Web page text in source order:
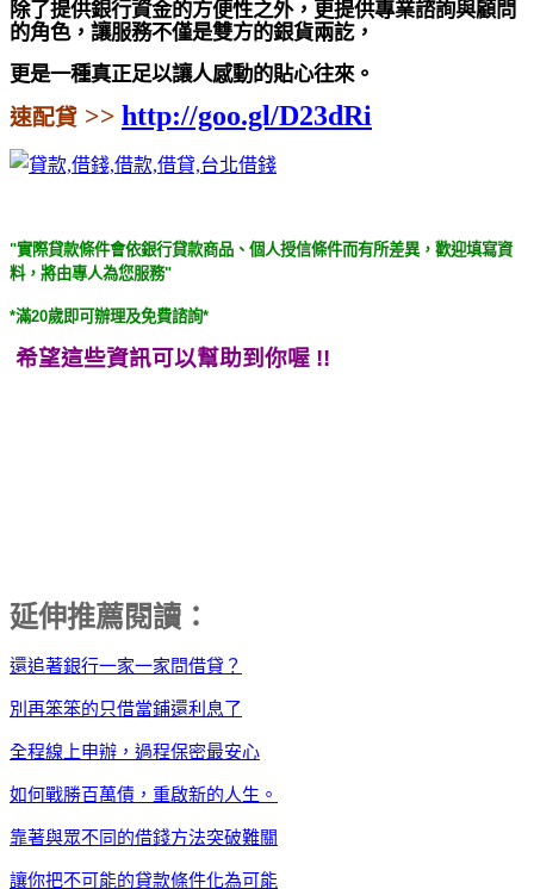
除了提供銀行資金的方便性之外，更提供專業諮詢與顧問
的角色，讓服務不僅是雙方的銀貨兩訖，
更是一種真正足以讓人感動的貼心往來。
速配貸 >> http://goo.gl/D23dRi
"實際貸款條件會依銀行貸款商品、個人授信條件而有所差異，歡迎填寫資
料，將由專人為您服務"
*滿20歲即可辦理及免費諮詢*
希望這些資訊可以幫助到你喔 !!
延伸推薦閱讀：
還追著銀行一家一家問借貸？
別再笨笨的只借當鋪還利息了
全程線上申辦，過程保密最安心
如何戰勝百萬債，重啟新的人生。
靠著與眾不同的借錢方法突破難關
讓你把不可能的貸款條件化為可能